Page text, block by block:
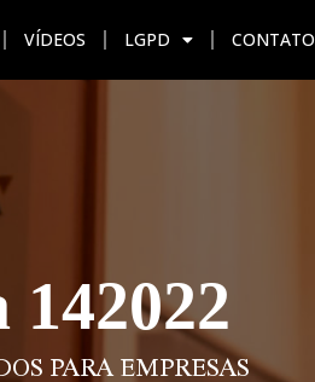
INFORMATIVOS
VÍDEOS LGPD CONTATO
PARA EMPRESAS